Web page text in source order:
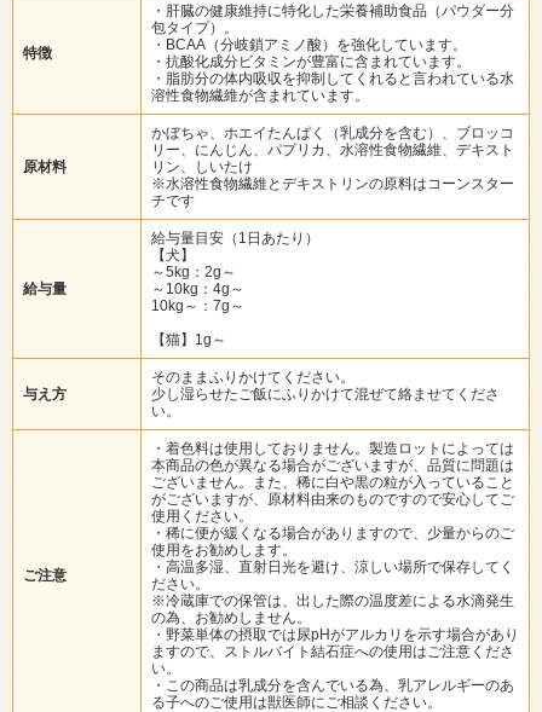
特徴
・肝臓の健康維持に特化した栄養補助食品（パウダー分
包タイプ）。
・BCAA（分岐鎖アミノ酸）を強化しています。
・抗酸化成分ビタミンが豊富に含まれています。
・脂肪分の体内吸収を抑制してくれると言われている水
溶性食物繊維が含まれています。
原材料
かぼちゃ、ホエイたんぱく（乳成分を含む）、ブロッコ
リー、にんじん、パプリカ、水溶性食物繊維、デキスト
リン、しいたけ
※水溶性食物繊維とデキストリンの原料はコーンスター
チです
給与量
給与量目安（1日あたり）
【犬】
～5kg：2g～
～10kg：4g～
10kg～：7g～
【猫】1g～
与え方
そのままふりかけてください。
少し湿らせたご飯にふりかけて混ぜて絡ませてくださ
い。
ご注意
・着色料は使用しておりません。製造ロットによっては
本商品の色が異なる場合がございますが、品質に問題は
ございません。また、稀に白や黒の粒が入っていること
がございますが、原材料由来のものですので安心してご
使用ください。
・稀に便が緩くなる場合がありますので、少量からのご
使用をお勧めします。
・高温多湿、直射日光を避け、涼しい場所で保存してく
ださい。
※冷蔵庫での保管は、出した際の温度差による水滴発生
の為、お勧めしません。
・野菜単体の摂取では尿pHがアルカリを示す場合があり
ますので、ストルバイト結石症への使用はご注意くださ
い。
・この商品は乳成分を含んでいる為、乳アレルギーのあ
る子へのご使用は獣医師にご相談ください。